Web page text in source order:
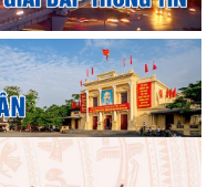
chức hiệp đồng bảo đảm
lũ quét, sạt lở đất, lốc, sét,
thủ tục hành chính, chấm